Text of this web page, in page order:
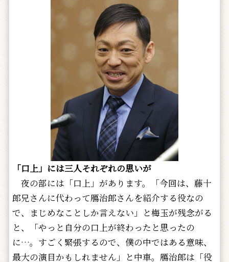
「口上」には三人それぞれの思いが
夜の部には「口上」があります。「今回は、藤十
郎兄さんに代わって鴈治郎さんを紹介する役なの
で、まじめなことしか言えない」と梅玉が残念がる
と、「やっと自分の口上が終わったと思ったの
に…。すごく緊張するので、僕の中ではある意味、
最大の演目かもしれません」と中車。鴈治郎は「役